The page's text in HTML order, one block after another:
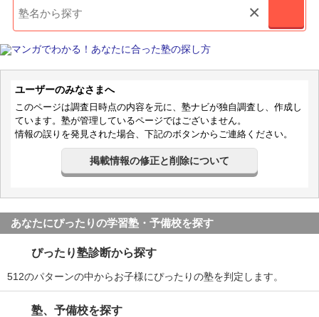
×
ユーザーのみなさまへ
このページは調査日時点の内容を元に、塾ナビが独自調査し、作成し
ています。塾が管理しているページではございません。
情報の誤りを発見された場合、下記のボタンからご連絡ください。
掲載情報の修正と削除について
あなたにぴったりの学習塾・予備校を探す
ぴったり塾診断から探す
512のパターンの中からお子様にぴったりの塾を判定します。
塾、予備校を探す